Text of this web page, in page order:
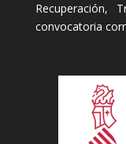
Recuperación,
convocatoria